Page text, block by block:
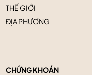
THẾ GIỚI
ĐỊA PHƯƠNG
CHỨNG KHOÁN